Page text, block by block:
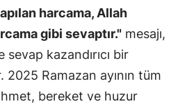
harcama, Allah
gibi sevaptır." mesajı,
sevap kazandırıcı bir
2025 Ramazan ayının tüm
bereket ve huzur